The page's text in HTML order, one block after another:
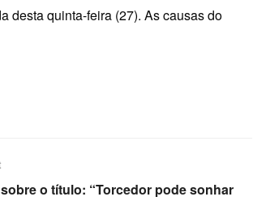
desta quinta-feira (27). As causas do
o título: “Torcedor pode sonhar